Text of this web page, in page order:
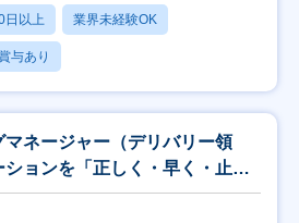
日以上 業界未経験OK
与あり
マネージャー（デリバリー領
ョンを「正しく・早く・止ま